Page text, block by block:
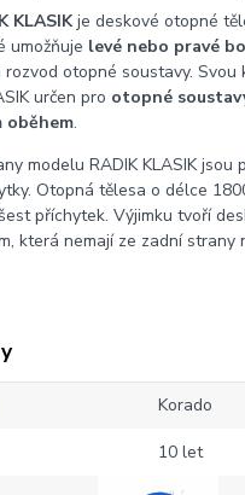
KLASIKje deskové otopné
umožňuje levé nebo pravé
otopné soustavy. Svou
určen pro otopné
oběhem.
modelu RADIK KLASIK jsou
Otopná tělesa o délce
příchytek. Výjimku tvoří
která nemají ze zadní strany
Korado
10 let